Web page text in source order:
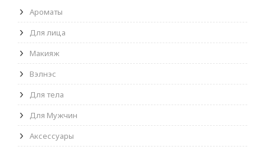
Ароматы
Для лица
Макияж
Вэлнэс
Для тела
Для Мужчин
Аксессуары